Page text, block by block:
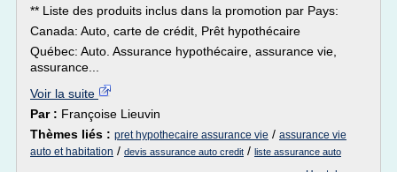
** Liste des produits inclus dans la promotion par Pays:
Canada: Auto, carte de crédit, Prêt hypothécaire
Québec: Auto. Assurance hypothécaire, assurance vie,
assurance...
Voir la suite
Par : Françoise Lieuvin
Thèmes liés : pret hypothecaire assurance vie / assurance vie
auto et habitation / devis assurance auto credit / liste assurance auto